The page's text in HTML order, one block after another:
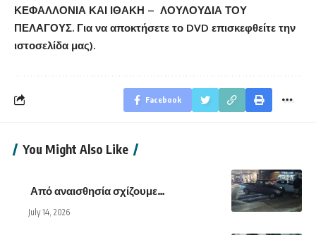
ΚΕΦΑΛΛΟΝΙΑ ΚΑΙ ΙΘΑΚΗ – ΛΟΥΛΟΥΔΙΑ ΤΟΥ
ΠΕΛΑΓΟΥΣ. Για να αποκτήσετε το DVD επισκεφθείτε την
ιστοσελίδα μας).
Facebook
You Might Also Like
Από αναισθησία σχίζουμε…
July 14, 2026